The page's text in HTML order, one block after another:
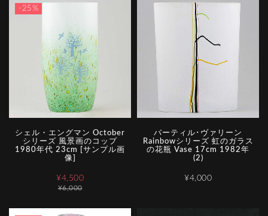
-25%
シェル・エングマン October
シリーズ 風景画のコップ
1980年代 23cm [サンプル画
像]
¥6,000
¥4,500
バーティル･ヴァリーン
Rainbowシリーズ 虹のガラス
の花瓶 Vase 17cm 1982年
(2)
¥4,000